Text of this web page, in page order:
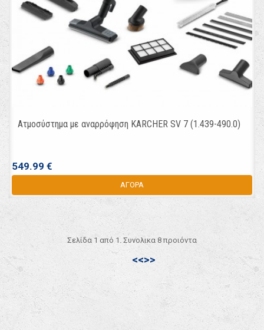
Ατμοσύστημα με αναρρόφηση KARCHER SV 7 (1.439-490.0)
549.99 €
ΑΓΟΡΑ
Σελίδα 1 από 1. Συνολικα 8 προιόντα
<<>>